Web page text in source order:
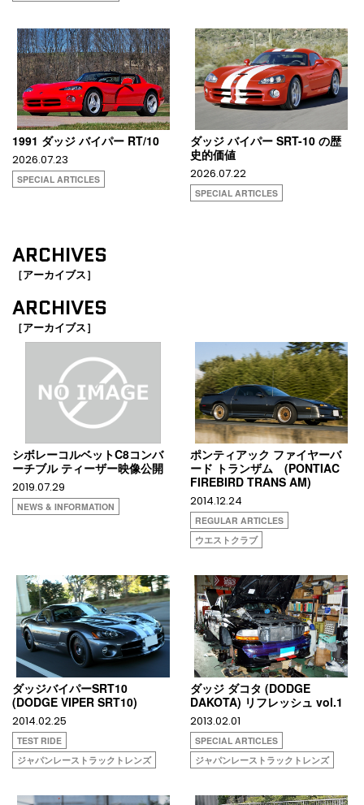
1991 ダッジ バイパー RT/10
2026.07.23
SPECIAL ARTICLES
ダッジ バイパー SRT-10 の歴
史的価値
2026.07.22
SPECIAL ARTICLES
ARCHIVES
［アーカイブス］
ARCHIVES
［アーカイブス］
シボレーコルベットC8コンバ
ーチブル ティーザー映像公開
2019.07.29
NEWS & INFORMATION
ポンティアック ファイヤーバ
ード トランザム (PONTIAC
FIREBIRD TRANS AM)
2014.12.24
REGULAR ARTICLES
ウエストクラブ
ダッジバイパーSRT10
(DODGE VIPER SRT10)
2014.02.25
TEST RIDE
ジャパンレーストラックトレンズ
ダッジ ダコタ (DODGE
DAKOTA) リフレッシュ vol.1
2013.02.01
SPECIAL ARTICLES
ジャパンレーストラックトレンズ